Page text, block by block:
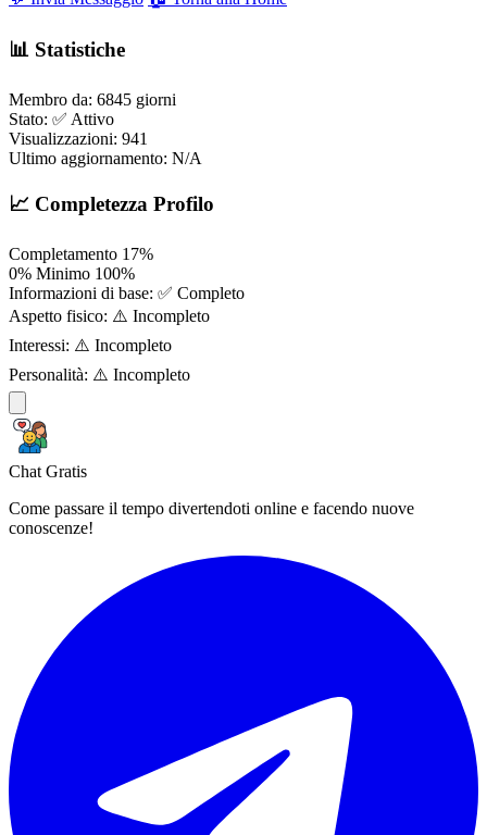
📊 Statistiche
Membro da: 6845 giorni
Stato: ✅ Attivo
Visualizzazioni: 941
Ultimo aggiornamento: N/A
📈 Completezza Profilo
Completamento 17%
0% Minimo 100%
Informazioni di base: ✅ Completo
Aspetto fisico: ⚠️ Incompleto
Interessi: ⚠️ Incompleto
Personalità: ⚠️ Incompleto
Chat Gratis
Come passare il tempo divertendoti online e facendo nuove
conoscenze!